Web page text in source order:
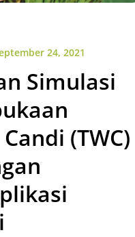
24, 2021
Simulasi
(TWC)